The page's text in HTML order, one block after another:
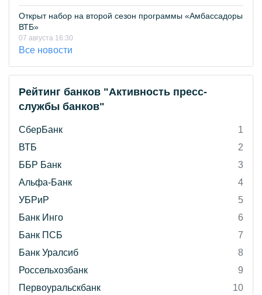
Открыт набор на второй сезон программы «Амбассадоры
ВТБ»
07 августа 16:30
Все новости
Рейтинг банков "Активность пресс-
службы банков"
СберБанк
1
ВТБ
2
ББР Банк
3
Альфа-Банк
4
УБРиР
5
Банк Инго
6
Банк ПСБ
7
Банк Уралсиб
8
Россельхозбанк
9
Первоуральскбанк
10